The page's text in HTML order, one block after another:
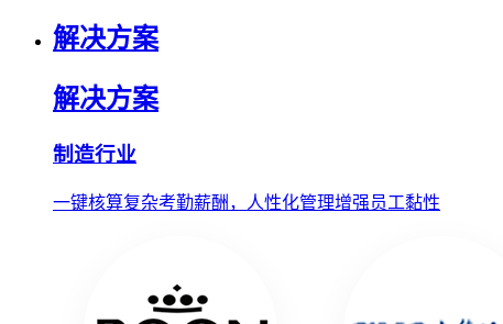
解决方案
解决方案
制造行业
一键核算复杂考勤薪酬，人性化管理增强员工黏性